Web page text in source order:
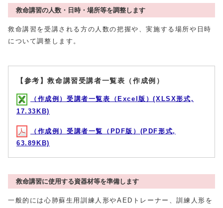
救命講習の人数・日時・場所等を調整します
救命講習を受講される方の人数の把握や、実施する場所や日時
について調整します。
【参考】救命講習受講者一覧表（作成例）
（作成例）受講者一覧表（Excel版）(XLSX形式,
17.33KB)
（作成例）受講者一覧（PDF版）(PDF形式,
63.89KB)
救命講習に使用する資器材等を準備します
一般的には心肺蘇生用訓練人形やAEDトレーナー、訓練人形を